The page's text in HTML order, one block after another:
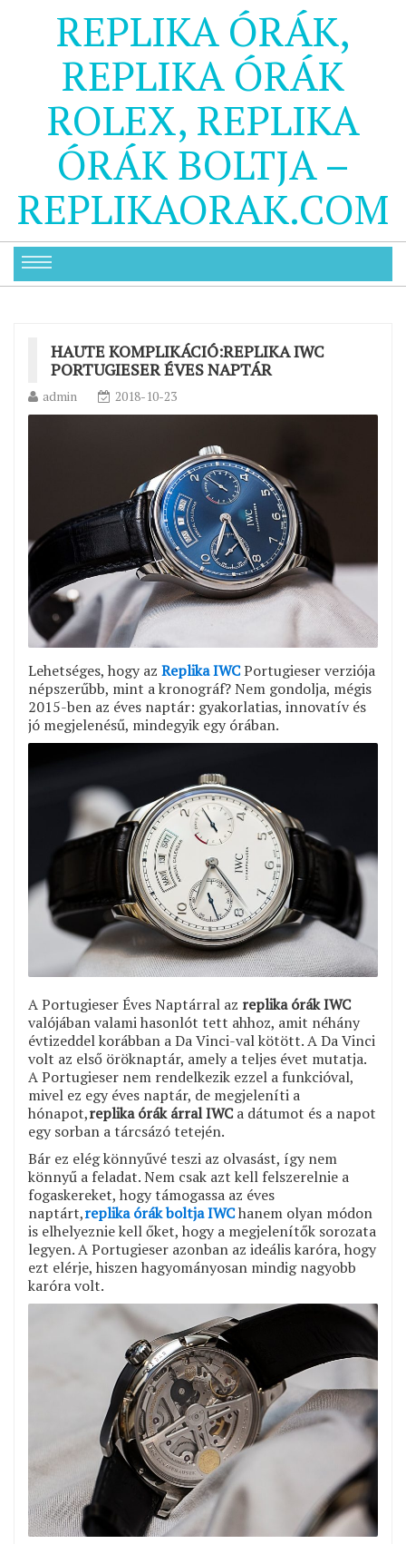
REPLIKA ÓRÁK,
REPLIKA ÓRÁK
ROLEX, REPLIKA
ÓRÁK BOLTJA –
REPLIKAORAK.COM
HAUTE KOMPLIKÁCIÓ:REPLIKA IWC
PORTUGIESER ÉVES NAPTÁR
admin 2018-10-23
Lehetséges, hogy az Replika IWCPortugieser verziója
népszerűbb, mint a kronográf? Nem gondolja, mégis
2015-ben az éves naptár: gyakorlatias, innovatív és
jó megjelenésű, mindegyik egy órában.
A Portugieser Éves Naptárral az replika órák IWC
valójában valami hasonlót tett ahhoz, amit néhány
évtizeddel korábban a Da Vinci-val kötött. A Da Vinci
volt az első öröknaptár, amely a teljes évet mutatja.
A Portugieser nem rendelkezik ezzel a funkcióval,
mivel ez egy éves naptár, de megjeleníti a
hónapot,replika órák árral IWCa dátumot és a napot
egy sorban a tárcsázó tetején.
Bár ez elég könnyűvé teszi az olvasást, így nem
könnyű a feladat. Nem csak azt kell felszerelnie a
fogaskereket, hogy támogassa az éves
naptárt,replika órák boltja IWChanem olyan módon
is elhelyeznie kell őket, hogy a megjelenítők sorozata
legyen. A Portugieser azonban az ideális karóra, hogy
ezt elérje, hiszen hagyományosan mindig nagyobb
karóra volt.